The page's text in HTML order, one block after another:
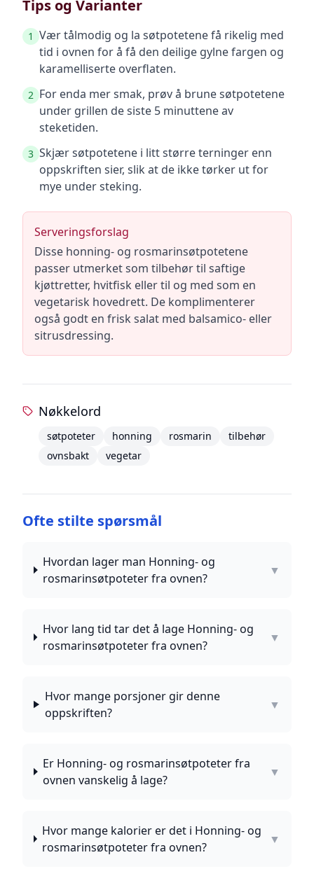
Tips og Varianter
1 Vær tålmodig og la søtpotetene få rikelig med
tid i ovnen for å få den deilige gylne fargen og
karamelliserte overflaten.
2 For enda mer smak, prøv å brune søtpotetene
under grillen de siste 5 minuttene av
steketiden.
3 Skjær søtpotetene i litt større terninger enn
oppskriften sier, slik at de ikke tørker ut for
mye under steking.
Serveringsforslag
Disse honning- og rosmarinsøtpotetene
passer utmerket som tilbehør til saftige
kjøttretter, hvitfisk eller til og med som en
vegetarisk hovedrett. De komplimenterer
også godt en frisk salat med balsamico- eller
sitrusdressing.
Nøkkelord
søtpoteter honning rosmarin
tilbehør
ovnsbakt
vegetar
Ofte stilte spørsmål
Hvordan lager man Honning- og
rosmarinsøtpoteter fra ovnen?
▼
Hvor lang tid tar det å lage Honning- og
rosmarinsøtpoteter fra ovnen?
▼
Hvor mange porsjoner gir denne
oppskriften?
▼
Er Honning- og rosmarinsøtpoteter fra
ovnen vanskelig å lage?
▼
Hvor mange kalorier er det i Honning- og
rosmarinsøtpoteter fra ovnen?
▼